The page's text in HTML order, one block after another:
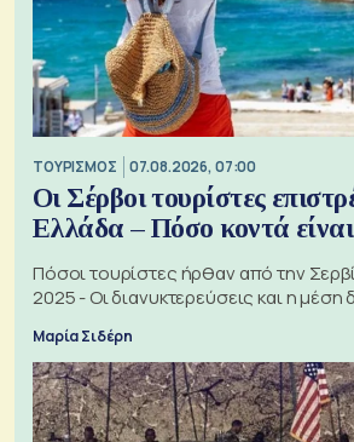
ΤΟΥΡΙΣΜΟΣ 07.08.2026, 07:00
Οι Σέρβοι τουρίστες
Ελλάδα – Πόσο κοντά
Πόσοι τουρίστες ήρθαν από την
2025 - Οι διανυκτερεύσεις και η μέση
Μαρία Σιδέρη